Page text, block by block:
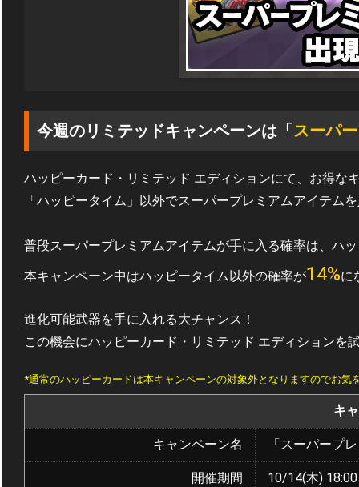
今週のリミテッドキャンペーンは「 スーパ
ハッピーカード・リミテッド エディションにて、お得な
「ハッピータイム」以外でスーパープレミアムアイテム
普段スーパープレミアムアイテムが手に入る確率は、ハ
本キャンペーン中はハッピータイム以外の確率が14%に
進化可能武器を手に入れる大チャンス！
この機会にハッピーカード・リミテッド エディションを
*通常のハッピーカードは本キャンペーンの対象外となりますのでお気
キ
キャンペーン名 「スーパープ
開催期間 10/14(木)